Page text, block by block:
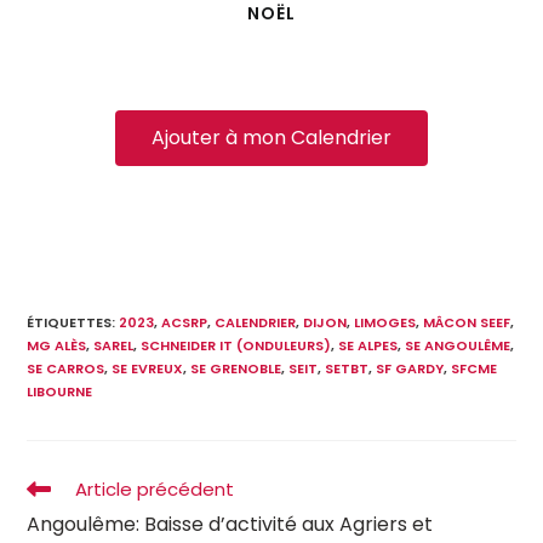
NOËL
Ajouter à mon Calendrier
ÉTIQUETTES: 2023, ACSRP, CALENDRIER, DIJON, LIMOGES, MÂCON SEEF,
MG ALÈS, SAREL, SCHNEIDER IT (ONDULEURS), SE ALPES, SE ANGOULÊME,
SE CARROS, SE EVREUX, SE GRENOBLE, SEIT, SETBT, SF GARDY, SFCME
LIBOURNE
Article précédent
Angoulême: Baisse d’activité aux Agriers et